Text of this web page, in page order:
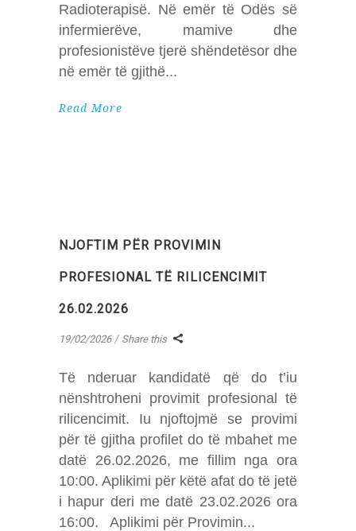
Radioterapisë. Në emër të Odës së
infermierëve, mamive dhe
profesionistëve tjerë shëndetësor dhe
në emër të gjithë
Read More
NJOFTIM PËR PROVIMIN
PROFESIONAL TË RILICENCIMIT
26.02.2026
19/02/2026 Share this
Të nderuar kandidatë që do t’iu
nënshtroheni provimit profesional të
rilicencimit. Iu njoftojmë se provimi
për të gjitha profilet do të mbahet me
datë 26.02.2026, me fillim nga ora
10:00. Aplikimi për këtë afat do të jetë
i hapur deri me datë 23.02.2026 ora
16:00. Aplikimi për Provimin